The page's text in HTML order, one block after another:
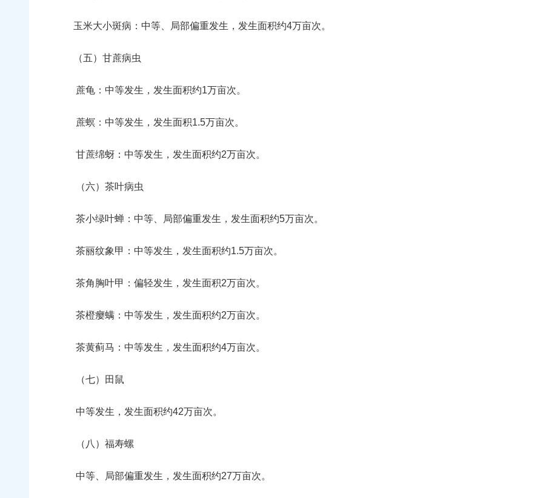
玉米大小斑病：中等、局部偏重发生，发生面积约4万亩次。
（五）甘蔗病虫
蔗龟：中等发生，发生面积约1万亩次。
蔗螟：中等发生，发生面积1.5万亩次。
甘蔗绵蚜：中等发生，发生面积约2万亩次。
（六）茶叶病虫
茶小绿叶蝉：中等、局部偏重发生，发生面积约5万亩次。
茶丽纹象甲：中等发生，发生面积约1.5万亩次。
茶角胸叶甲：偏轻发生，发生面积2万亩次。
茶橙瘿螨：中等发生，发生面积约2万亩次。
茶黄蓟马：中等发生，发生面积约4万亩次。
（七）田鼠
中等发生，发生面积约42万亩次。
（八）福寿螺
中等、局部偏重发生，发生面积约27万亩次。